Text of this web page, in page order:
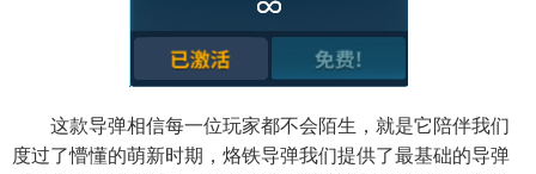
这款导弹相信每一位玩家都不会陌生，就是它陪伴我们
度过了懵懂的萌新时期，烙铁导弹我们提供了最基础的导弹